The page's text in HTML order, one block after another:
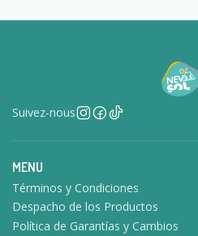
Suivez-nous
MENU
Términos y Condiciones
Despacho de los Productos
Política de Garantías y Cambios